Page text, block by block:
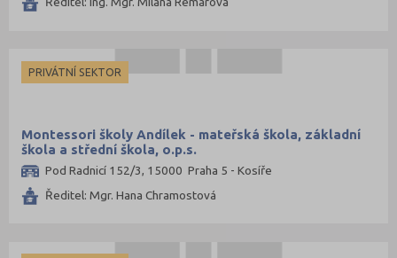
PRIVÁTNÍ SEKTOR
Montessori školy Andílek - mateřská škola, základní
škola a střední škola, o.p.s.
Pod Radnicí 152/3, 15000 Praha 5 - Kosíře
Ředitel: Mgr. Hana Chramostová